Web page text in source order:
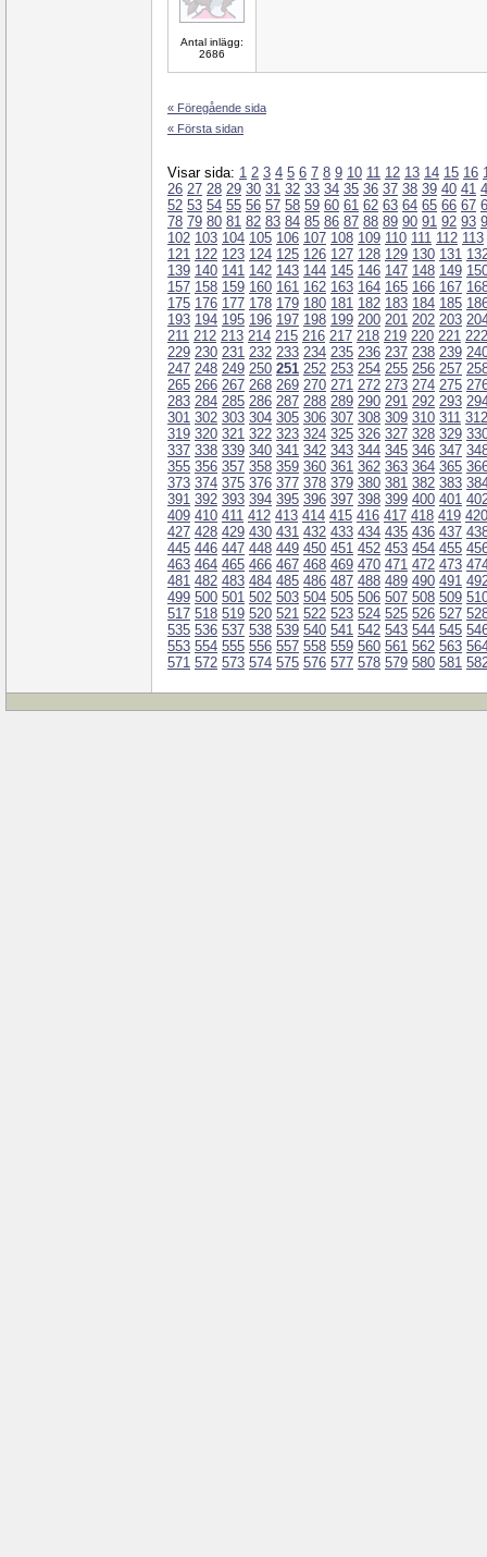
Antal inlägg:
2686
« Föregående sida
« Första sidan
Visar sida: 1 2 3 4 5 6 7 8 9 10 11 12 13 14 15 16
26 27 28 29 30 31 32 33 34 35 36 37 38 39 40 41
52 53 54 55 56 57 58 59 60 61 62 63 64 65 66 67
78 79 80 81 82 83 84 85 86 87 88 89 90 91 92 93
102 103 104 105 106 107 108 109 110 111 112 113
121 122 123 124 125 126 127 128 129 130 131
139 140 141 142 143 144 145 146 147 148 149
157 158 159 160 161 162 163 164 165 166 167
175 176 177 178 179 180 181 182 183 184 185
193 194 195 196 197 198 199 200 201 202 203
211 212 213 214 215 216 217 218 219 220 221 222
229 230 231 232 233 234 235 236 237 238 239
247 248 249 250 251 252 253 254 255 256 257
265 266 267 268 269 270 271 272 273 274 275
283 284 285 286 287 288 289 290 291 292 293
301 302 303 304 305 306 307 308 309 310 311 312
319 320 321 322 323 324 325 326 327 328 329
337 338 339 340 341 342 343 344 345 346 347
355 356 357 358 359 360 361 362 363 364 365
373 374 375 376 377 378 379 380 381 382 383
391 392 393 394 395 396 397 398 399 400 401
409 410 411 412 413 414 415 416 417 418 419 420
427 428 429 430 431 432 433 434 435 436 437
445 446 447 448 449 450 451 452 453 454 455
463 464 465 466 467 468 469 470 471 472 473
481 482 483 484 485 486 487 488 489 490 491
499 500 501 502 503 504 505 506 507 508 509
517 518 519 520 521 522 523 524 525 526 527
535 536 537 538 539 540 541 542 543 544 545
553 554 555 556 557 558 559 560 561 562 563
571 572 573 574 575 576 577 578 579 580 581